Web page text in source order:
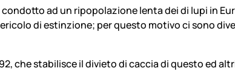
ad un ripopolazione lenta dei di lupi in
di estinzione; per questo motivo ci sono
che stabilisce il divieto di caccia di questo ed